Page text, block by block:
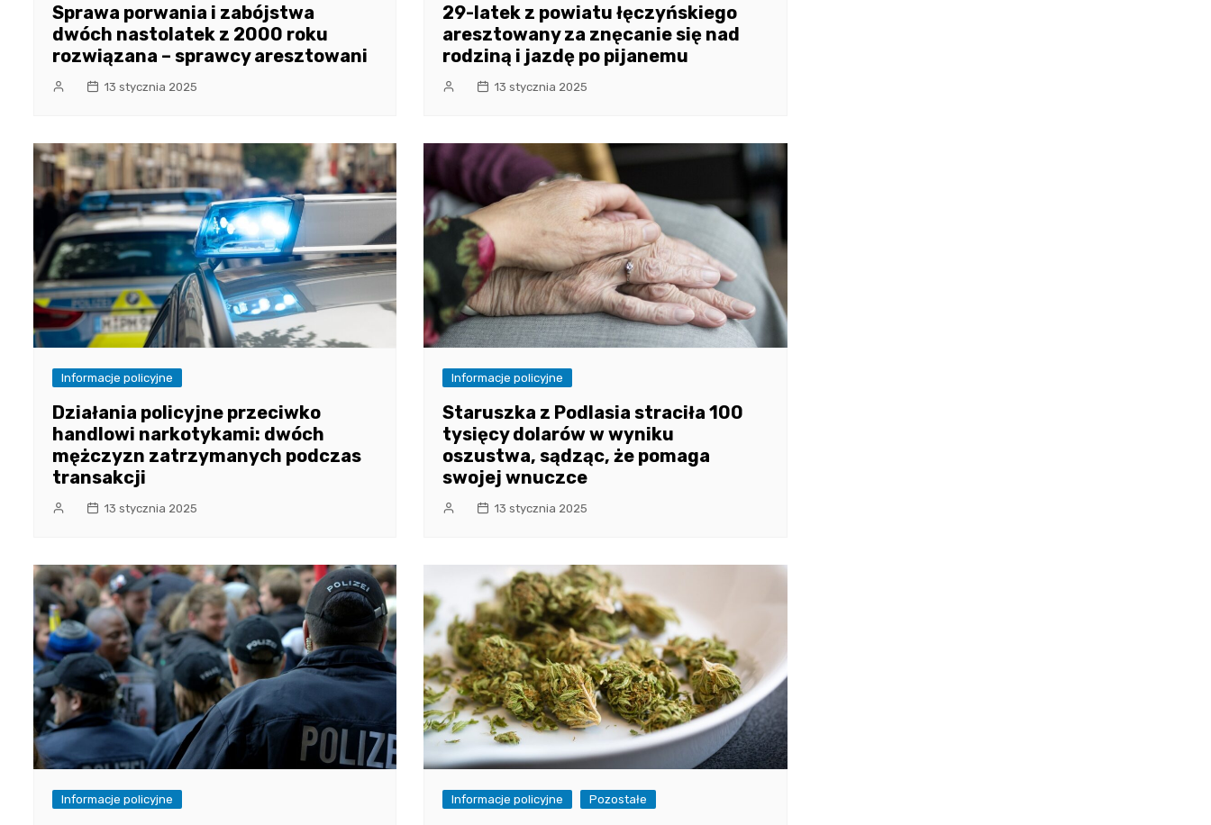
Sprawa porwania i zabójstwa
dwóch nastolatek z 2000 roku
rozwiązana – sprawcy aresztowani
13 stycznia 2025
29-latek z powiatu łęczyńskiego
aresztowany za znęcanie się nad
rodziną i jazdę po pijanemu
13 stycznia 2025
Informacje policyjne
Działania policyjne przeciwko
handlowi narkotykami: dwóch
mężczyzn zatrzymanych podczas
transakcji
13 stycznia 2025
Informacje policyjne
Staruszka z Podlasia straciła 100
tysięcy dolarów w wyniku
oszustwa, sądząc, że pomaga
swojej wnuczce
13 stycznia 2025
Informacje policyjne Informacje policyjne Pozostałe